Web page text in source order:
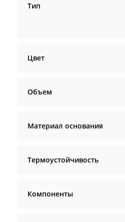
Тип
Цвет
Объем
Материал основания
Термоустойчивость
Компоненты